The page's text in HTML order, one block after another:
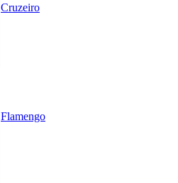
Cruzeiro
Flamengo